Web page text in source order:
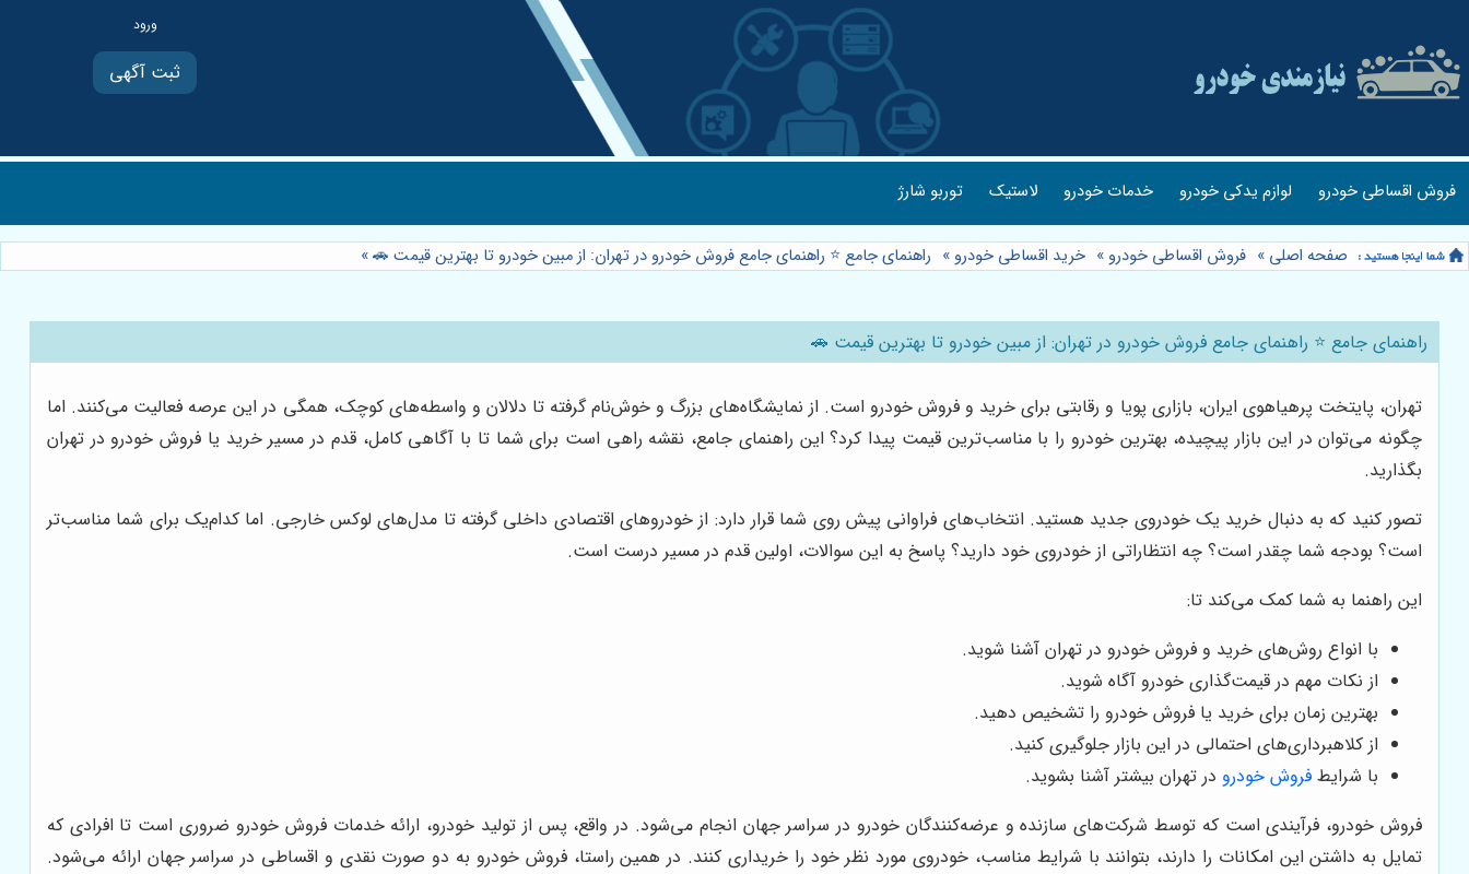
ثبت آگهی
فروش اقساطی خودرو لوازم یدکی خودرو خدمات خودرو لاستیک توربو شارژ
صفحه اصلی » فروش اقساطی خودرو » خرید اقساطی خودرو » راهنمای جامع ⭐️ راهنمای جامع فروش خودرو در تهران: از مبین خودرو تا بهترین قیمت 🚗»
راهنمای جامع ⭐️ راهنمای جامع فروش خودرو در تهران: از مبین خودرو تا بهترین قیمت 🚗
تهران، پایتخت پرهیاهوی ایران، بازاری پویا و رقابتی برای خرید و فروش خودرو است. از نمایشگاه‌های بزرگ و خوش‌نام گرفته تا دلالان و واسطه‌های کوچک، همگی در این عرصه فعالیت می‌کنند. اما
چگونه می‌توان در این بازار پیچیده، بهترین خودرو را با مناسب‌ترین قیمت پیدا کرد؟ این راهنمای جامع، نقشه راهی است برای شما تا با آگاهی کامل، قدم در مسیر خرید یا فروش خودرو در تهران
بگذارید.
تصور کنید که به دنبال خرید یک خودروی جدید هستید. انتخاب‌های فراوانی پیش روی شما قرار دارد: از خودروهای اقتصادی داخلی گرفته تا مدل‌های لوکس خارجی. اما کدام‌یک برای شما مناسب‌تر
است؟ بودجه شما چقدر است؟ چه انتظاراتی از خودروی خود دارید؟ پاسخ به این سوالات، اولین قدم در مسیر درست است.
این راهنما به شما کمک می‌کند تا:
با انواع روش‌های خرید و فروش خودرو در تهران آشنا شوید.
از نکات مهم در قیمت‌گذاری خودرو آگاه شوید.
بهترین زمان برای خرید یا فروش خودرو را تشخیص دهید.
از کلاهبرداری‌های احتمالی در این بازار جلوگیری کنید.
با شرایط فروش خودرو در تهران بیشتر آشنا بشوید.
فروش خودرو، فرآیندی است که توسط شرکت‌های سازنده و عرضه‌کنندگان خودرو در سراسر جهان انجام می‌شود. در واقع، پس از تولید خودرو، ارائه خدمات فروش خودرو ضروری است تا افرادی که
تمایل به داشتن این امکانات را دارند، بتوانند با شرایط مناسب، خودروی مورد نظر خود را خریداری کنند. در همین راستا، فروش خودرو به دو صورت نقدی و اقساطی در سراسر جهان ارائه می‌شود.